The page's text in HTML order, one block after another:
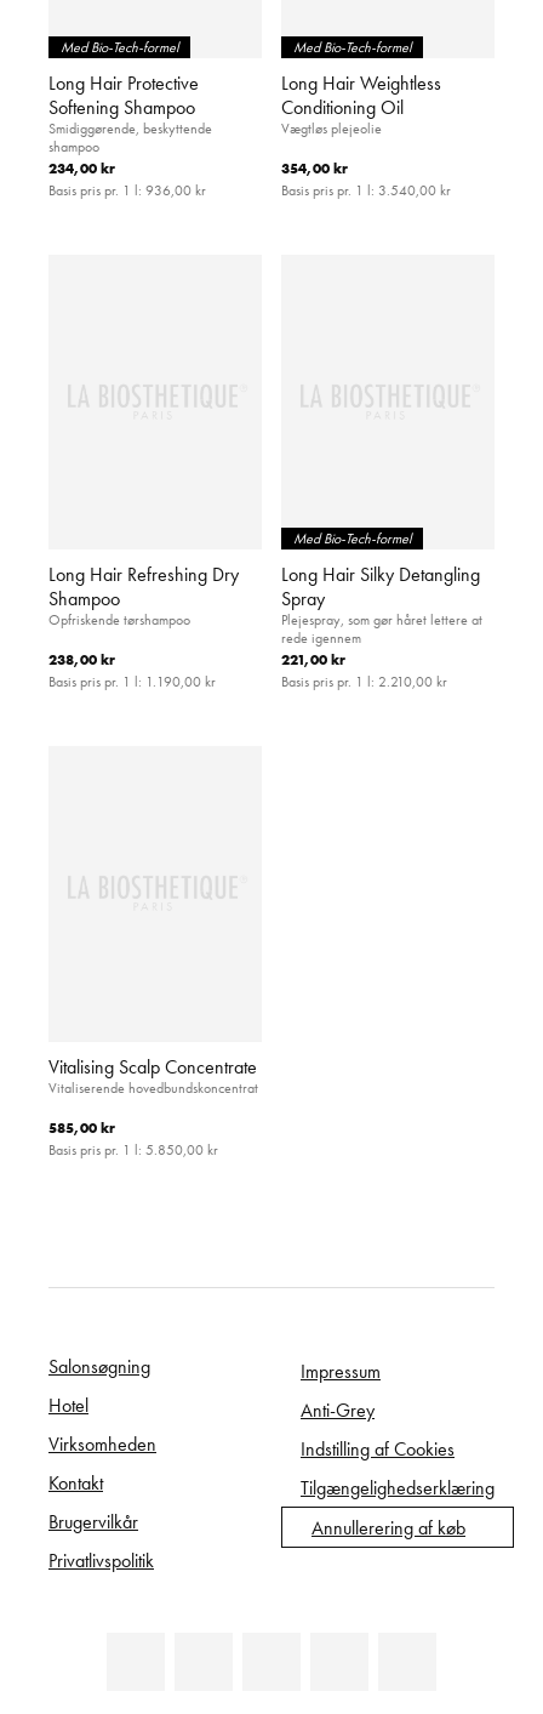
Med Bio-Tech-formel
Long Hair Protective
Softening Shampoo
Smidiggørende, beskyttende
shampoo
234,00 kr
Basis pris pr. 1 l: 936,00 kr
Med Bio-Tech-formel
Long Hair Weightless
Conditioning Oil
Vægtløs plejeolie
354,00 kr
Basis pris pr. 1 l: 3.540,00 kr
Long Hair Refreshing Dry
Shampoo
Opfriskende tørshampoo
238,00 kr
Basis pris pr. 1 l: 1.190,00 kr
Med Bio-Tech-formel
Long Hair Silky Detangling
Spray
Plejespray, som gør håret lettere at
rede igennem
221,00 kr
Basis pris pr. 1 l: 2.210,00 kr
Vitalising Scalp Concentrate
Vitaliserende hovedbundskoncentrat
585,00 kr
Basis pris pr. 1 l: 5.850,00 kr
Salonsøgning
Hotel
Virksomheden
Kontakt
Brugervilkår
Privatlivspolitik
Impressum
Anti-Grey
Indstilling af Cookies
Tilgængelighedserklæring
Annullerering af køb